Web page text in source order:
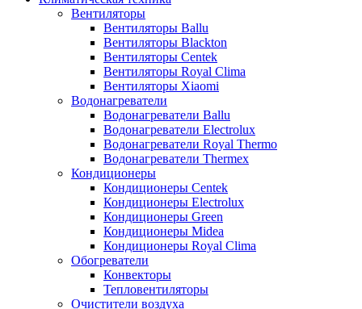
Вентиляторы
Вентиляторы Ballu
Вентиляторы Blackton
Вентиляторы Centek
Вентиляторы Royal Clima
Вентиляторы Xiaomi
Водонагреватели
Водонагреватели Ballu
Водонагреватели Electrolux
Водонагреватели Royal Thermo
Водонагреватели Thermex
Кондиционеры
Кондиционеры Centek
Кондиционеры Electrolux
Кондиционеры Green
Кондиционеры Midea
Кондиционеры Royal Clima
Обогреватели
Конвекторы
Тепловентиляторы
Очистители воздуха